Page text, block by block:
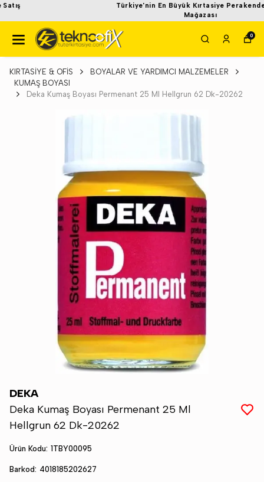
Türkiye'nin En Büyük Kırtasiye Perakende Satış
0
KIRTASİYE & OFİS
BOYALAR VE YARDIMCI MALZEMELER
KUMAŞ BOYASI
Deka Kumaş Boyası Permenant 25 Ml Hellgrun 62 Dk-20262
DEKA
Deka Kumaş Boyası Permenant 25 Ml
Hellgrun 62 Dk-20262
Ürün Kodu: 1TBY00095
Barkod: 4018185202627